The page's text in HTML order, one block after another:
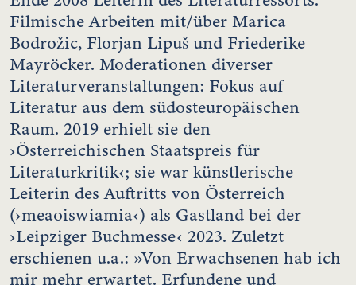
Filmische Arbeiten mit/über Marica
Bodrožic, Florjan Lipuš und Friederike
Mayröcker. Moderationen diverser
Literaturveranstaltungen: Fokus auf
Literatur aus dem südosteuropäischen
Raum. 2019 erhielt sie den
›Österreichischen Staatspreis für
Literaturkritik‹; sie war künstlerische
Leiterin des Auftritts von Österreich
(›meaoiswiamia‹) als Gastland bei der
›Leipziger Buchmesse‹ 2023. Zuletzt
erschienen u.a.: »Von Erwachsenen hab ich
mir mehr erwartet. Erfundene und